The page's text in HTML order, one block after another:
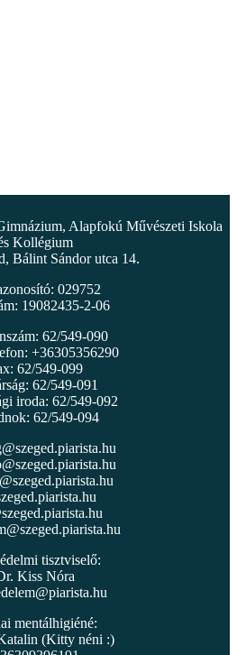
Alapfokú Művészeti Iskola
Kollégium
Bálint Sándor utca 14.
029752
19082435-2-06
62/549-090
+36305356290
62/549-099
62/549-091
iroda: 62/549-092
62/549-094
tisztviselő:
Kiss Nóra
mentálhigiéné:
(Kitty néni :)